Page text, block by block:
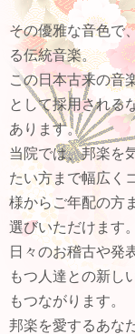
その優雅な音色で
る伝統音楽。
この日本古来の音
として採用される
あります。
当院では、邦楽を
たい方まで幅広く
様からご年配の方
選びいただけます。
日々のお稽古や発
もつ人達との新し
もつながります。
邦楽を愛するあな